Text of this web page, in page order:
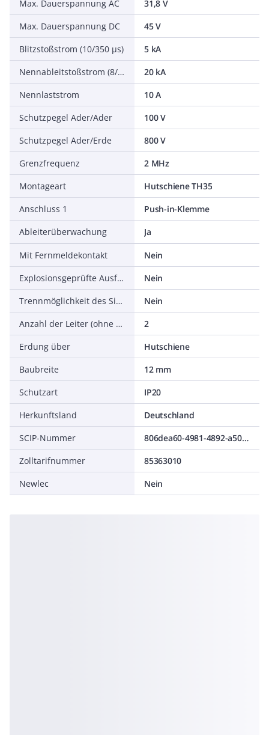
Max. Dauerspannung AC
31,8 V
Max. Dauerspannung DC
45 V
Blitzstoßstrom (10/350 µs)
5 kA
Nennableitstoßstrom (8/20)
20 kA
Nennlaststrom
10 A
Schutzpegel Ader/Ader
100 V
Schutzpegel Ader/Erde
800 V
Grenzfrequenz
2 MHz
Montageart
Hutschiene TH35
Anschluss 1
Push-in-Klemme
Ableiterüberwachung
Ja
Mit Fernmeldekontakt
Nein
Explosionsgeprüfte Ausführung
Nein
Trennmöglichkeit des Signalkreises
Nein
Anzahl der Leiter (ohne Erde)
2
Erdung über
Hutschiene
Baubreite
12 mm
Schutzart
IP20
Herkunftsland
Deutschland
SCIP-Nummer
806dea60-4981-4892-a50f-c06c8ec3fb1b
Zolltarifnummer
85363010
Newlec
Nein